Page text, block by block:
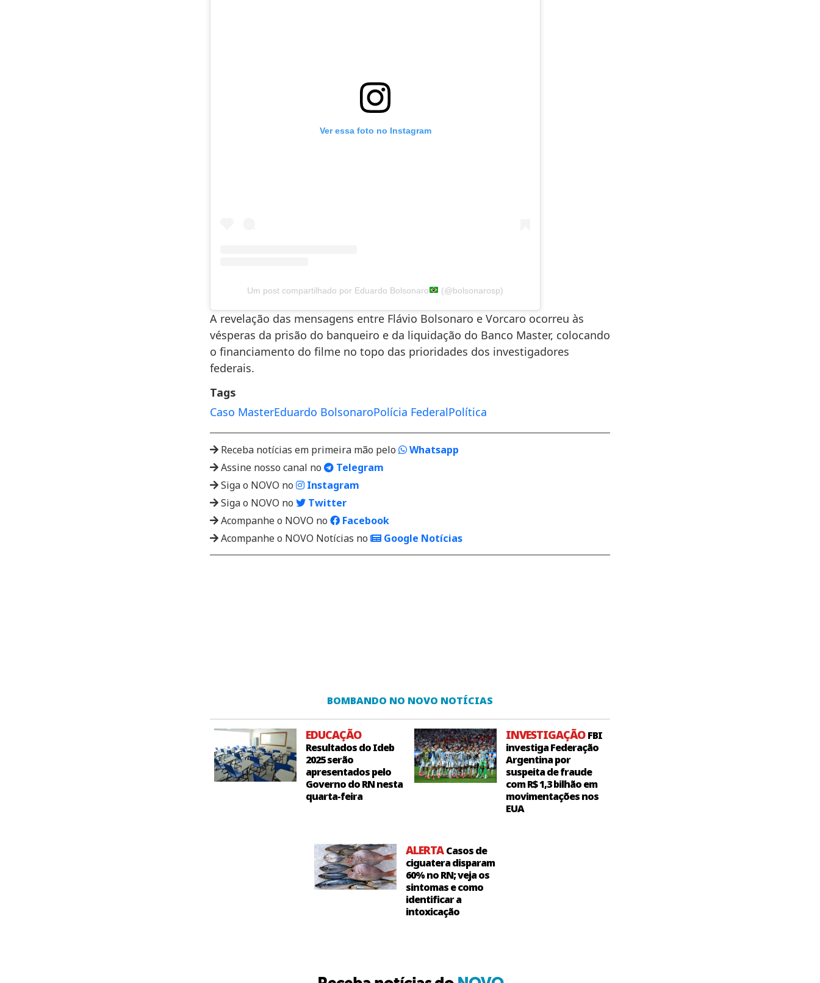
Ver essa foto no Instagram
Um post compartilhado por Eduardo Bolsonaro (@bolsonarosp)
A revelação das mensagens entre Flávio Bolsonaro e Vorcaro ocorreu às
vésperas da prisão do banqueiro e da liquidação do Banco Master, colocando
o financiamento do filme no topo das prioridades dos investigadores
federais.
Tags
Caso MasterEduardo BolsonaroPolícia FederalPolítica
Receba notícias em primeira mão pelo
Whatsapp
Assine nosso canal no
Telegram
Siga o NOVO no
Instagram
Siga o NOVO no
Twitter
Acompanhe o NOVO no
Facebook
Acompanhe o NOVO Notícias no
Google Notícias
BOMBANDO NO NOVO NOTÍCIAS
EDUCAÇÃO
Resultados do Ideb
2025 serão
apresentados pelo
Governo do RN nesta
quarta-feira
INVESTIGAÇÃOFBI
investiga Federação
Argentina por
suspeita de fraude
com R$ 1,3 bilhão em
movimentações nos
EUA
ALERTACasos de
ciguatera disparam
60% no RN; veja os
sintomas e como
identificar a
intoxicação